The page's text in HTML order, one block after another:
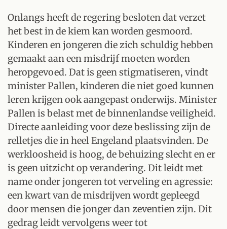
Onlangs heeft de regering besloten dat verzet
het best in de kiem kan worden gesmoord.
Kinderen en jongeren die zich schuldig hebben
gemaakt aan een misdrijf moeten worden
heropgevoed. Dat is geen stigmatiseren, vindt
minister Pallen, kinderen die niet goed kunnen
leren krijgen ook aangepast onderwijs. Minister
Pallen is belast met de binnenlandse veiligheid.
Directe aanleiding voor deze beslissing zijn de
relletjes die in heel Engeland plaatsvinden. De
werkloosheid is hoog, de behuizing slecht en er
is geen uitzicht op verandering. Dit leidt met
name onder jongeren tot verveling en agressie:
een kwart van de misdrijven wordt gepleegd
door mensen die jonger dan zeventien zijn. Dit
gedrag leidt vervolgens weer tot